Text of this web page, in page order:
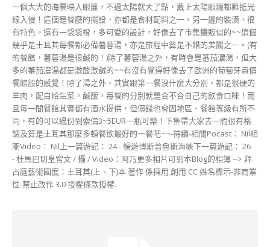
一個大大的海景映入眼簾，不過太陽就大了點，戴上太陽眼鏡都難抵光
線入侵！這個是餐廳的擺設，亦都是食材配料之一。另一邊的裝潢，很
有特色。還有一袋袋橙，多可愛的設計，好像去了市集攤販似的~~這個
幾乎是土耳其每餐都必備薯蓉湯，亦是旅程中算是不錯的美餚之一。(有
的餐館，薯蓉湯是很鹹的！)除了薯蓉湯之外，有時會是蕃茄濃湯，但大
多的蕃茄濃湯都是激酸激鹹的~~有沒有覺得好像去了歐洲的葡萄牙貴價
餐館般的感覺！除了湯之外，其實跟第一餐沒什麼大分別，都是很硬的
羊肉，配白烚生菜，鹹飯，每餐的分別就是合不合自己的飲食口味！而
且每一間餐館其實都有酒水提供，但價錢也會因地區、餐館等級有所不
同，有的可以過份到索價3~5EUR一瓶可樂！下集帶大家去一間很有格
調及算是土耳其那麼多頓餐飲最好的一餐吧~~-待續-相關Pocast： Nil相
關Video： Nil上一篇遊記： 24 - 暢遊博斯普魯斯海峽下一篇遊記： 26
- 杜馬巴切皇宮文 / 攝 / Video：阿乃更多相片可到本Blog的相簿 --> 拜
占庭藝術國度：土耳其(上、下)本 著作 係採用 創用 CC 姓名標示-非商業
性-禁止改作 3.0 授權條款授權.